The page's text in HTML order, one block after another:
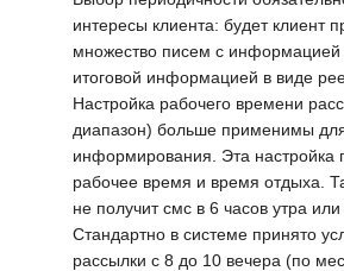
интересы клиента: будет клиент
множество писем с
итоговой информацией в виде
Настройка рабочего времени
диапазон) больше применимы
информирования. Эта настройка
рабочее время и время отдыха.
не получит смс в 6 часов утра или
Стандартно в системе принято
рассылки с 8 до 10 вечера (по